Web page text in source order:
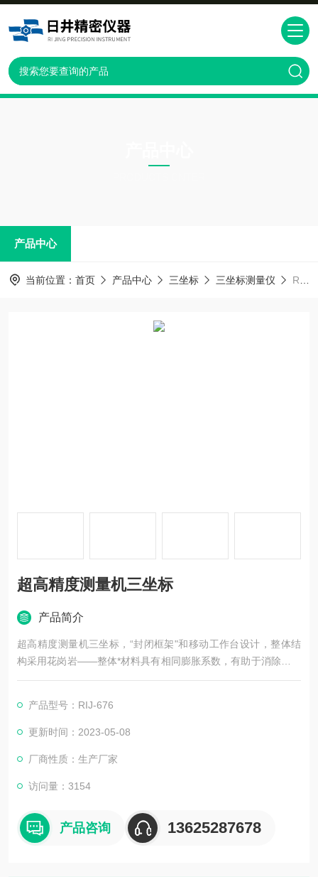
产品中心
当前位置： 首页 产品中心 三坐标 三坐标测量仪 RIJ-676超高精度测量机三坐标
超高精度测量机三坐标
产品简介
超高精度测量机三坐标，“封闭框架"和移动工作台设计，整体结
构采用花岗岩——整体*材料具有相同膨胀系数，有助于消除温度
变化而造成精度的不确定性。
采用陶瓷Z轴、全花岗岩结构——为计量室环境提供稳定高精
度。
产品型号：RIJ-676
更新时间：2023-05-08
厂商性质：生产厂家
访问量：3154
产品咨询 13625287678